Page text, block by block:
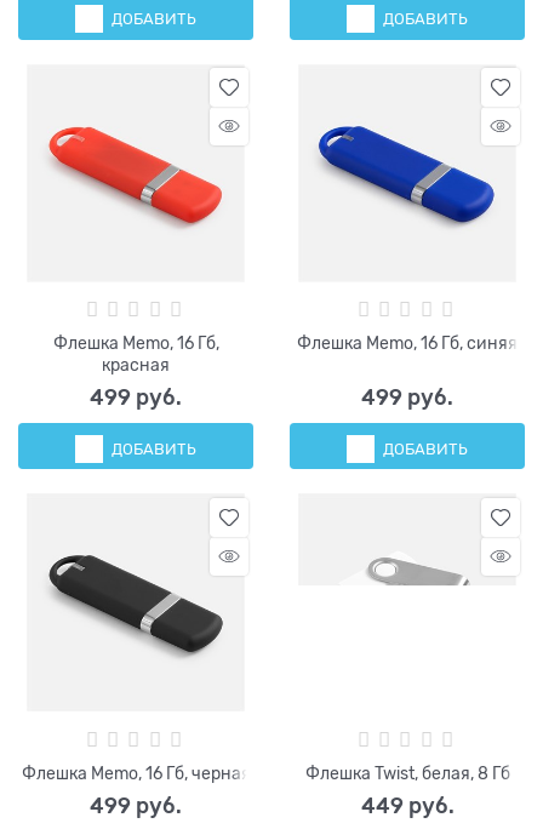
ДОБАВИТЬ ДОБАВИТЬ
Флешка Memo, 16 Гб,
красная
499 руб.
ДОБАВИТЬ
Флешка Memo, 16 Гб, синяя
499 руб.
ДОБАВИТЬ
Флешка Memo, 16 Гб, черная
499 руб.
Флешка Twist, белая, 8 Гб
449 руб.